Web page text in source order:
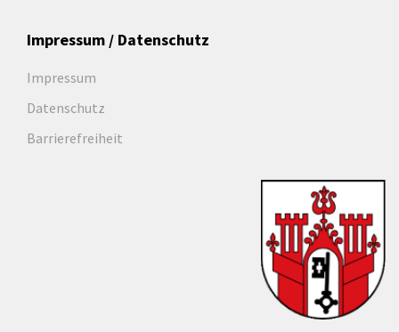
Impressum / Datenschutz
Impressum
Datenschutz
Barrierefreiheit